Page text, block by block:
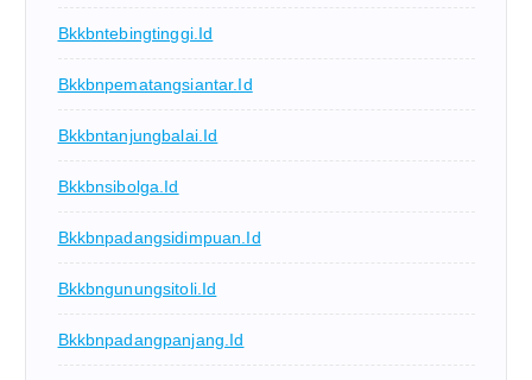
Bkkbntebingtinggi.id
Bkkbnpematangsiantar.id
Bkkbntanjungbalai.id
Bkkbnsibolga.id
Bkkbnpadangsidimpuan.id
Bkkbngunungsitoli.id
Bkkbnpadangpanjang.id